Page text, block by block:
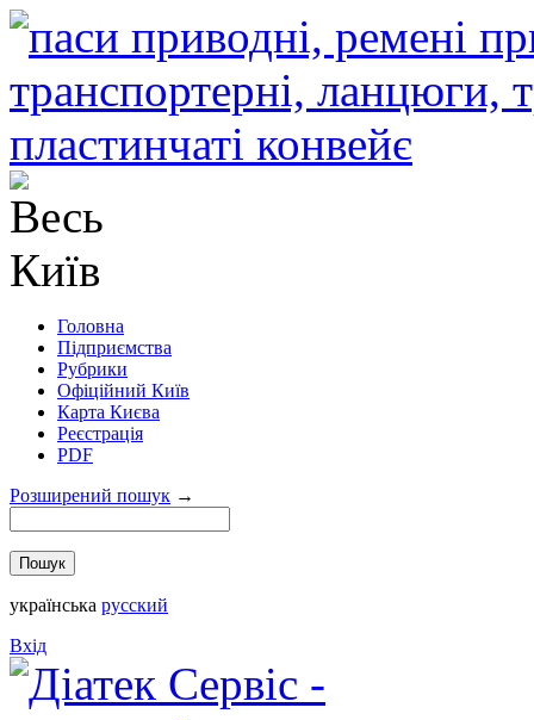
Головна
Підприємства
Рубрики
Офіційний Київ
Карта Києва
Реєстрація
PDF
Розширений пошук →
українська русский
Вхід